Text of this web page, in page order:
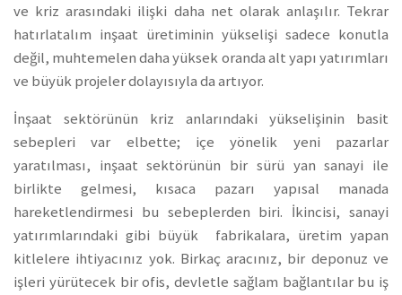
ve kriz arasındaki ilişki daha net olarak anlaşılır. Tekrar
hatırlatalım inşaat üretiminin yükselişi sadece konutla
değil, muhtemelen daha yüksek oranda alt yapı yatırımları
ve büyük projeler dolayısıyla da artıyor.
İnşaat sektörünün kriz anlarındaki yükselişinin basit
sebepleri var elbette; içe yönelik yeni pazarlar
yaratılması, inşaat sektörünün bir sürü yan sanayi ile
birlikte gelmesi, kısaca pazarı yapısal manada
hareketlendirmesi bu sebeplerden biri. İkincisi, sanayi
yatırımlarındaki gibi büyük fabrikalara, üretim yapan
kitlelere ihtiyacınız yok. Birkaç aracınız, bir deponuz ve
işleri yürütecek bir ofis, devletle sağlam bağlantılar bu iş